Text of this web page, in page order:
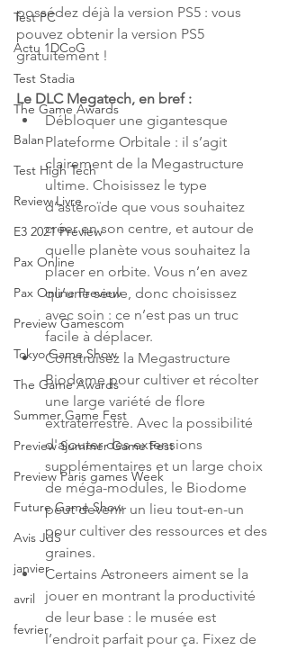
Test PC
Actu 1DCoG
Test Stadia
The Game Awards
Balan
Test High Tech
Review Livre
E3 2021 Preview
Pax Online
Pax Online Preview
Preview Gamescom
Tokyo Game Show
The Game Awards
Summer Game Fest
Preview Summer Game Fest
Preview Paris games Week
Future Game Show
Avis JdS
janvier
avril
fevrier
possédez déjà la version PS5 : vous
pouvez obtenir la version PS5
gratuitement !
Le DLC Megatech, en bref :
Débloquer une gigantesque
Plateforme Orbitale : il s’agit
clairement de la Megastructure
ultime. Choisissez le type
d’astéroïde que vous souhaitez
créer en son centre, et autour de
quelle planète vous souhaitez la
placer en orbite. Vous n’en avez
qu’une seule, donc choisissez
avec soin : ce n’est pas un truc
facile à déplacer.
Construisez la Megastructure
Biodome pour cultiver et récolter
une large variété de flore
extraterrestre. Avec la possibilité
d'ajouter des extensions
supplémentaires et un large choix
de méga-modules, le Biodome
peut devenir un lieu tout-en-un
pour cultiver des ressources et des
graines.
Certains Astroneers aiment se la
jouer en montrant la productivité
de leur base : le musée est
l’endroit parfait pour ça. Fixez de